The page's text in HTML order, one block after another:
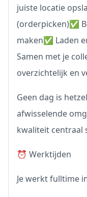
juiste locatie
(orderpicken)✅
maken✅ Laden
Samen met je
overzichtelijk en
Geen dag is
afwisselende
kwaliteit centraal
⏰ Werktijden
Je werkt fulltime